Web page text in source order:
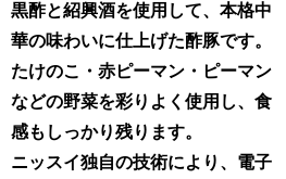
黒酢と紹興酒を使用して、本格中
華の味わいに仕上げた酢豚です。
たけのこ・赤ピーマン・ピーマン
などの野菜を彩りよく使用し、食
感もしっかり残ります。
ニッスイ独自の技術により、電子